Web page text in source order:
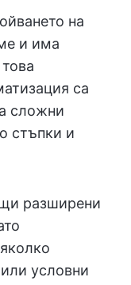
на
и има
са
сложни
стъпки и
разширени
условни